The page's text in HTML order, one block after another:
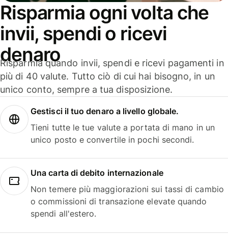
Risparmia ogni volta che
invii, spendi o ricevi
denaro
Risparmia quando invii, spendi e ricevi pagamenti in
più di 40 valute. Tutto ciò di cui hai bisogno, in un
unico conto, sempre a tua disposizione.
Gestisci il tuo denaro a livello globale.
Tieni tutte le tue valute a portata di mano in un
unico posto e convertile in pochi secondi.
Una carta di debito internazionale
Non temere più maggiorazioni sui tassi di cambio
o commissioni di transazione elevate quando
spendi all'estero.